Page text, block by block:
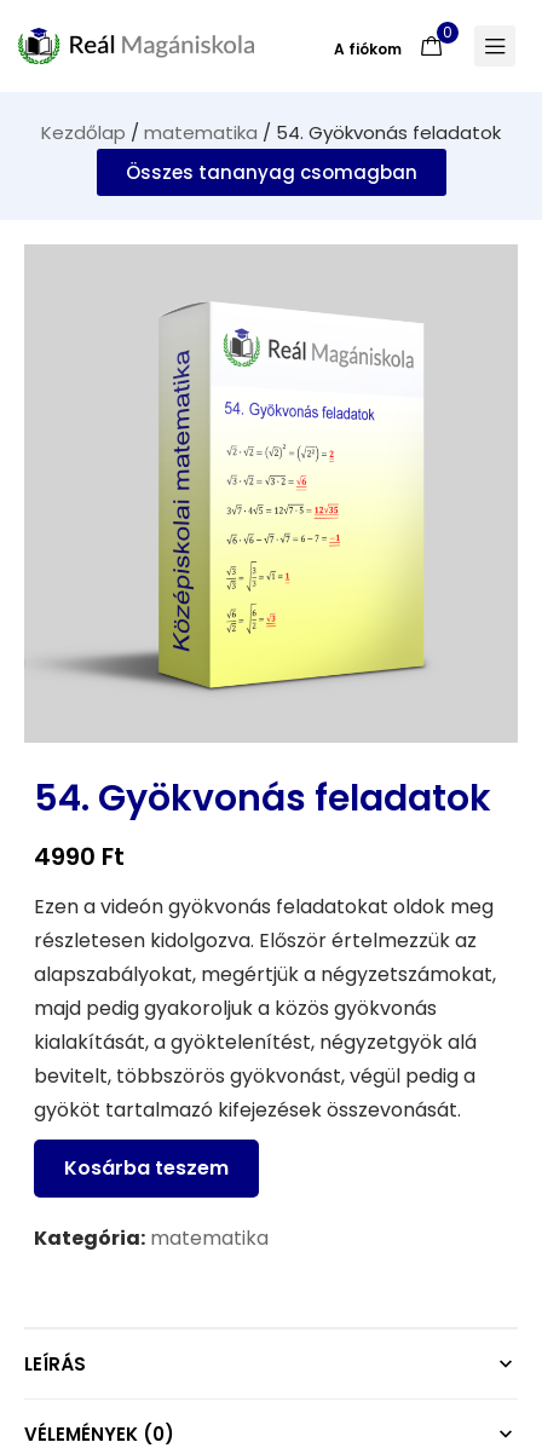
A fiókom
0
Kezdőlap / matematika / 54. Gyökvonás feladatok
Összes tananyag csomagban
54. Gyökvonás feladatok
4990 Ft
Ezen a videón gyökvonás feladatokat oldok meg
részletesen kidolgozva. Először értelmezzük az
alapszabályokat, megértjük a négyzetszámokat,
majd pedig gyakoroljuk a közös gyökvonás
kialakítását, a gyöktelenítést, négyzetgyök alá
bevitelt, többszörös gyökvonást, végül pedig a
gyököt tartalmazó kifejezések összevonását.
Kosárba teszem
Kategória: matematika
LEÍRÁS
VÉLEMÉNYEK (0)